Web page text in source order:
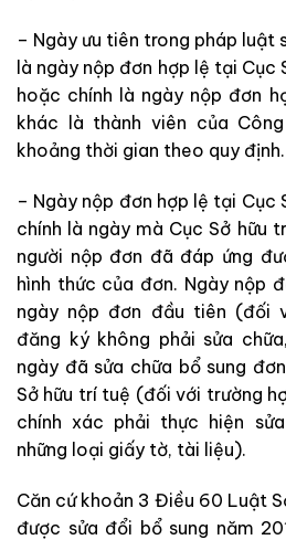
– Ngày ưu tiên trong pháp luật
là ngày nộp đơn hợp lệ tại Cục
hoặc chính là ngày nộp đơn
khác là thành viên của
khoảng thời gian theo quy định.
– Ngày nộp đơn hợp lệ tại Cục
chính là ngày mà Cục Sở hữu
người nộp đơn đã đáp ứng
hình thức của đơn. Ngày nộp
ngày nộp đơn đầu tiên (đối
đăng ký không phải sửa
ngày đã sửa chữa bổ sung
Sở hữu trí tuệ (đối với trường
chính xác phải thực hiện
những loại giấy tờ, tài liệu).
Căn cứ khoản 3 Điều 60 Luật
được sửa đổi bổ sung năm